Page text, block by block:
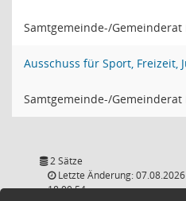
Samtgemeinde-/
Ausschuss für Sport, Freizeit,
Samtgemeinde-/
2 Sätze
Letzte Änderung: 07.08.2026
18:00:54